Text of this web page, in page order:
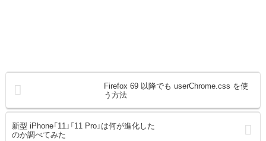
Firefox 69 以降でも userChrome.css を使
う方法
新型 iPhone「11」「11 Pro」は何が進化した
のか調べてみた